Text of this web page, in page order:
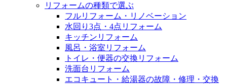
リフォームの種類で選ぶ
フルリフォーム・リノベーション
水回り3点・4点リフォーム
キッチンリフォーム
風呂・浴室リフォーム
トイレ・便器の交換リフォーム
洗面台リフォーム
エコキュート・給湯器の故障・修理・交換